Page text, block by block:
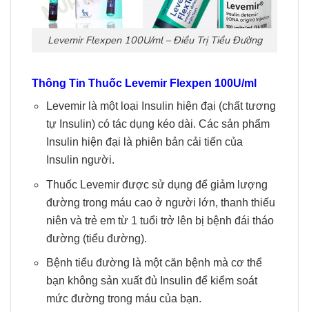
Levemir Flexpen 100U/ml – Điều Trị Tiều Đường
Thông Tin Thuốc Levemir Flexpen 100U/ml
Levemir là một loại Insulin hiện đại (chất tương
tự Insulin) có tác dụng kéo dài. Các sản phẩm
Insulin hiện đại là phiên bản cải tiến của
Insulin người.
Thuốc Levemir được sử dụng để giảm lượng
đường trong máu cao ở người lớn, thanh thiếu
niên và trẻ em từ 1 tuổi trở lên bị bệnh đái tháo
đường (tiểu đường).
Bệnh tiểu đường là một căn bệnh mà cơ thể
bạn không sản xuất đủ Insulin để kiểm soát
mức đường trong máu của bạn.